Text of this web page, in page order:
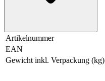
Artikelnummer
EAN
Gewicht inkl. Verpackung (kg)